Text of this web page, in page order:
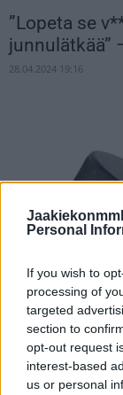
Personal
If you wish to
processing of
targeted
section to
opt-out request
interest-based
us or personal
”Lopeta se
junnulätkää”
28.04.2024 19:16